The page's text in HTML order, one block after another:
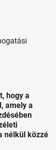
hogy a
amely a
nélkül közzé